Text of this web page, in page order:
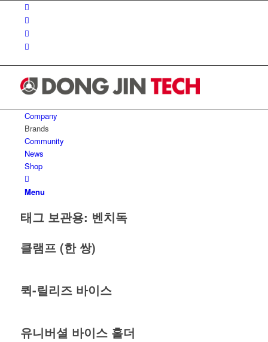
Company
Brands
Community
News
Shop
Menu
태그 보관용: 벤치독
클램프 (한 쌍)
퀵-릴리즈 바이스
유니버셜 바이스 홀더